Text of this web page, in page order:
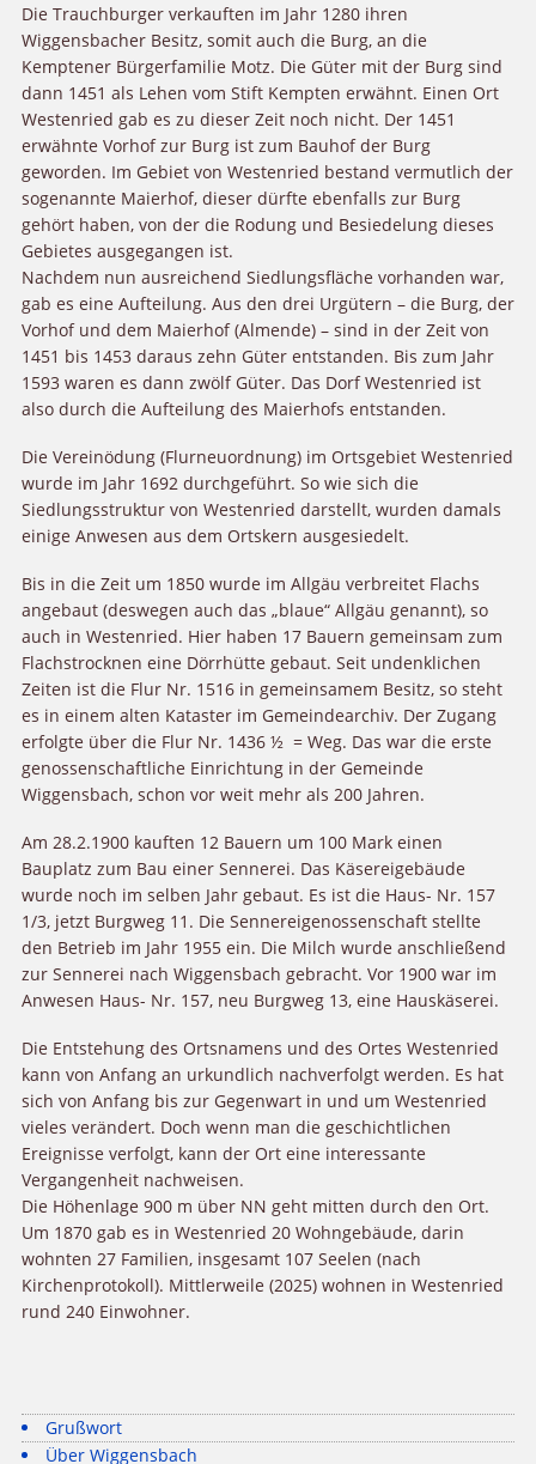
Die Trauchburger verkauften im Jahr 1280 ihren
Wiggensbacher Besitz, somit auch die Burg, an die
Kemptener Bürgerfamilie Motz. Die Güter mit der Burg sind
dann 1451 als Lehen vom Stift Kempten erwähnt. Einen Ort
Westenried gab es zu dieser Zeit noch nicht. Der 1451
erwähnte Vorhof zur Burg ist zum Bauhof der Burg
geworden. Im Gebiet von Westenried bestand vermutlich der
sogenannte Maierhof, dieser dürfte ebenfalls zur Burg
gehört haben, von der die Rodung und Besiedelung dieses
Gebietes ausgegangen ist.
Nachdem nun ausreichend Siedlungsfläche vorhanden war,
gab es eine Aufteilung. Aus den drei Urgütern – die Burg, der
Vorhof und dem Maierhof (Almende) – sind in der Zeit von
1451 bis 1453 daraus zehn Güter entstanden. Bis zum Jahr
1593 waren es dann zwölf Güter. Das Dorf Westenried ist
also durch die Aufteilung des Maierhofs entstanden.
Die Vereinödung (Flurneuordnung) im Ortsgebiet Westenried
wurde im Jahr 1692 durchgeführt. So wie sich die
Siedlungsstruktur von Westenried darstellt, wurden damals
einige Anwesen aus dem Ortskern ausgesiedelt.
Bis in die Zeit um 1850 wurde im Allgäu verbreitet Flachs
angebaut (deswegen auch das „blaue“ Allgäu genannt), so
auch in Westenried. Hier haben 17 Bauern gemeinsam zum
Flachstrocknen eine Dörrhütte gebaut. Seit undenklichen
Zeiten ist die Flur Nr. 1516 in gemeinsamem Besitz, so steht
es in einem alten Kataster im Gemeindearchiv. Der Zugang
erfolgte über die Flur Nr. 1436 ½ = Weg. Das war die erste
genossenschaftliche Einrichtung in der Gemeinde
Wiggensbach, schon vor weit mehr als 200 Jahren.
Am 28.2.1900 kauften 12 Bauern um 100 Mark einen
Bauplatz zum Bau einer Sennerei. Das Käsereigebäude
wurde noch im selben Jahr gebaut. Es ist die Haus- Nr. 157
1/3, jetzt Burgweg 11. Die Sennereigenossenschaft stellte
den Betrieb im Jahr 1955 ein. Die Milch wurde anschließend
zur Sennerei nach Wiggensbach gebracht. Vor 1900 war im
Anwesen Haus- Nr. 157, neu Burgweg 13, eine Hauskäserei.
Die Entstehung des Ortsnamens und des Ortes Westenried
kann von Anfang an urkundlich nachverfolgt werden. Es hat
sich von Anfang bis zur Gegenwart in und um Westenried
vieles verändert. Doch wenn man die geschichtlichen
Ereignisse verfolgt, kann der Ort eine interessante
Vergangenheit nachweisen.
Die Höhenlage 900 m über NN geht mitten durch den Ort.
Um 1870 gab es in Westenried 20 Wohngebäude, darin
wohnten 27 Familien, insgesamt 107 Seelen (nach
Kirchenprotokoll). Mittlerweile (2025) wohnen in Westenried
rund 240 Einwohner.
Grußwort
Über Wiggensbach